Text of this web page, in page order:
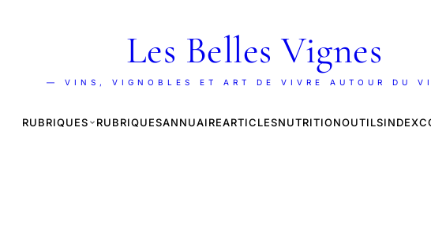
Les Belles Vignes
— VINS, VIGNOBLES ET ART DE VIVRE AUTOUR DU
RUBRIQUES RUBRIQUESANNUAIREARTICLESNUTRITIONOUTILSINDEX